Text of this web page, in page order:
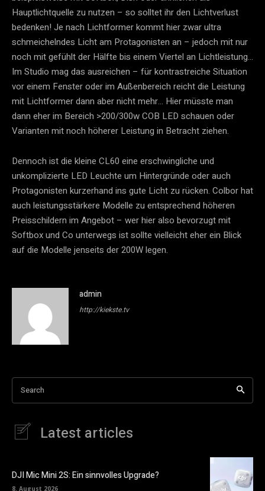
Hauptlichtquelle zu nutzen – so solltet ihr den Lichtverlust
bedenken! Je nach Lichtformer kommt hier zwar ultra
schmeichelndes Licht am Protagonisten an – jedoch mit nur
noch mit gefühlt der Hälfte bis einem Viertel an Lichtleistung…
Im Studio mag das ausreichen – für kontrastreiche Situation
vor einem Fenster oder im Außenbereich reicht die Leistung
mit Lichtformer dann aber nicht mehr… Hier müsste man
dann eher im Bereich >200/300w COB LED schauen oder
Varianten mit noch höherer Leistung in Betracht ziehen.
Dennoch ist die kleine CL60 eine erschwingliche und
unkomplizierte LED Leuchte um Hintergründe oder auch
Protagonisten kurzerhand ins gute Licht zu rücken. Colbor hat
auch leistungsstärkere Modelle zu entsprechend höheren
Preisschildern im Angebot – wer hier also bevorzugt mit
Softbox und Co unterwegs ist sollte vielleicht eher ein Blick
auf die Modelle jenseits der 200W legen.
admin
http://kiekste.tv
Search
Latest articles
DJI Mic Mini 2S: Ein sinnvolles Upgrade?
8. August 2026